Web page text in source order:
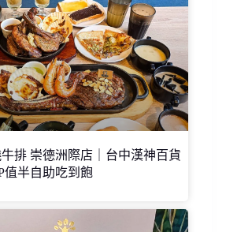
排 崇德洲際店｜台中漢神百貨
值半自助吃到飽